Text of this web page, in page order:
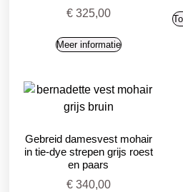
€325,00
Meer informatie
Gebreid damesvest mohair
in tie-dye strepen grijs roest
en paars
€340,00